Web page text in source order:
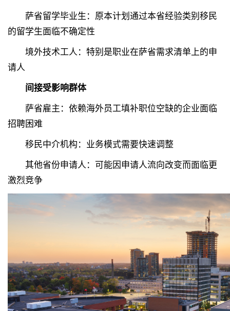
萨省留学毕业生：原本计划通过本省经验类别移民
的留学生面临不确定性
境外技术工人：特别是职业在萨省需求清单上的申
请人
间接受影响群体
萨省雇主：依赖海外员工填补职位空缺的企业面临
招聘困难
移民中介机构：业务模式需要快速调整
其他省份申请人：可能因申请人流向改变而面临更
激烈竞争